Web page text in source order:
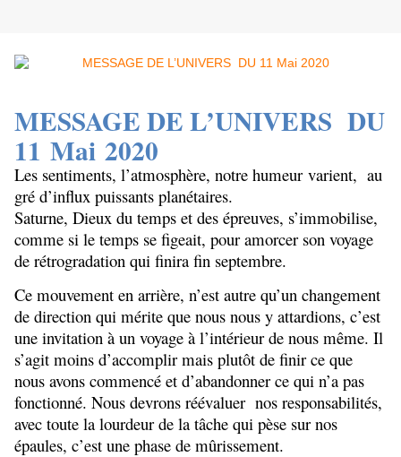
MESSAGE DE L’UNIVERS DU
11 Mai 2020
Les sentiments, l’atmosphère, notre humeur varient, au
gré d’influx puissants planétaires.
Saturne, Dieux du temps et des épreuves, s’immobilise,
comme si le temps se figeait, pour amorcer son voyage
de rétrogradation qui finira fin septembre.
Ce mouvement en arrière, n’est autre qu’un changement
de direction qui mérite que nous nous y attardions, c’est
une invitation à un voyage à l’intérieur de nous même. Il
s’agit moins d’accomplir mais plutôt de finir ce que
nous avons commencé et d’abandonner ce qui n’a pas
fonctionné. Nous devrons réévaluer nos responsabilités,
avec toute la lourdeur de la tâche qui pèse sur nos
épaules, c’est une phase de mûrissement.